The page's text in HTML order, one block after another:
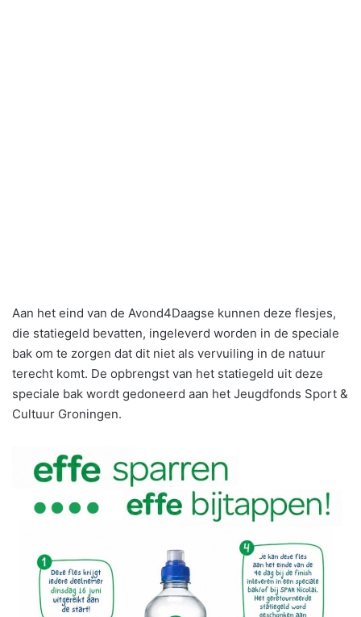
Aan het eind van de Avond4Daagse kunnen deze flesjes,
die statiegeld bevatten, ingeleverd worden in de speciale
bak om te zorgen dat dit niet als vervuiling in de natuur
terecht komt. De opbrengst van het statiegeld uit deze
speciale bak wordt gedoneerd aan het Jeugdfonds Sport &
Cultuur Groningen.